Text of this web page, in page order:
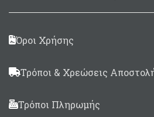
Όροι Χρήσης
Τρόποι & Χρεώσεις
Τρόποι Πληρωμής